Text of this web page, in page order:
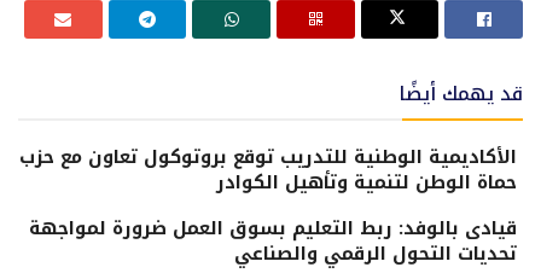
قد يهمك أيضًا
الأكاديمية الوطنية للتدريب توقع بروتوكول تعاون مع حزب
حماة الوطن لتنمية وتأهيل الكوادر
قيادى بالوفد: ربط التعليم بسوق العمل ضرورة لمواجهة
تحديات التحول الرقمي والصناعي